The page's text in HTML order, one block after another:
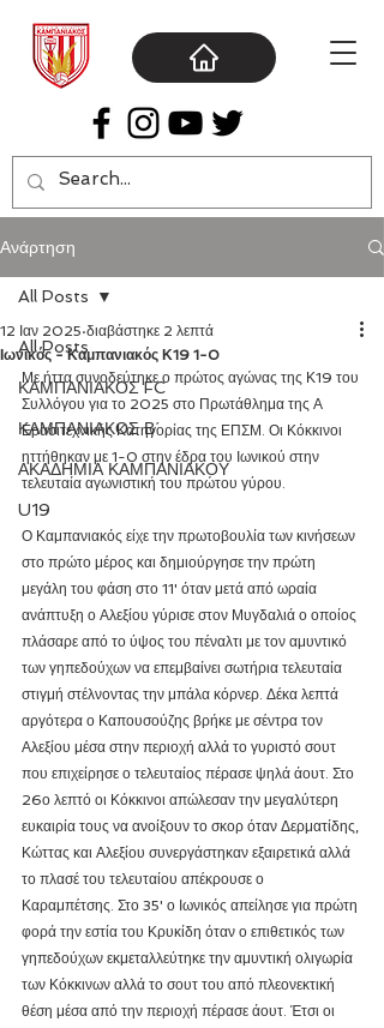
Ανάρτηση
All Posts
ΚΑΜΠΑΝΙΑΚΟΣ FC
ΚΑΜΠΑΝΙΑΚΟΣ Β΄
ΑΚΑΔΗΜΙΑ ΚΑΜΠΑΝΙΑΚΟΥ
U19
All Posts
Ιωνικός - Καμπανιακός Κ19 1-0
12 Ιαν 2025 διαβάστηκε 2 λεπτά
Με ήττα συνοδεύτηκε ο πρώτος αγώνας της Κ19 του
Συλλόγου για το 2025 στο Πρωτάθλημα της Α
Ερασιτεχνικής Κατηγορίας της ΕΠΣΜ. Οι Κόκκινοι
ηττήθηκαν με 1-0 στην έδρα του Ιωνικού στην
τελευταία αγωνιστική του πρώτου γύρου.
Ο Καμπανιακός είχε την πρωτοβουλία των κινήσεων
στο πρώτο μέρος και δημιούργησε την πρώτη
μεγάλη του φάση στο 11' όταν μετά από ωραία
ανάπτυξη ο Αλεξίου γύρισε στον Μυγδαλιά ο οποίος
πλάσαρε από το ύψος του πέναλτι με τον αμυντικό
των γηπεδούχων να επεμβαίνει σωτήρια τελευταία
στιγμή στέλνοντας την μπάλα κόρνερ. Δέκα λεπτά
αργότερα ο Καπουσούζης βρήκε με σέντρα τον
Αλεξίου μέσα στην περιοχή αλλά το γυριστό σουτ
που επιχείρησε ο τελευταίος πέρασε ψηλά άουτ. Στο
26ο λεπτό οι Κόκκινοι απώλεσαν την μεγαλύτερη
ευκαιρία τους να ανοίξουν το σκορ όταν Δερματίδης,
Κώττας και Αλεξίου συνεργάστηκαν εξαιρετικά αλλά
το πλασέ του τελευταίου απέκρουσε ο
Καραμπέτσης. Στο 35' ο Ιωνικός απείλησε για πρώτη
φορά την εστία του Κρυκίδη όταν ο επιθετικός των
γηπεδούχων εκμεταλλεύτηκε την αμυντική ολιγωρία
των Κόκκινων αλλά το σουτ του από πλεονεκτική
θέση μέσα από την περιοχή πέρασε άουτ. Έτσι οι